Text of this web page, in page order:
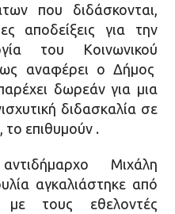
που διδάσκονται,
αποδείξεις για την
του Κοινωνικού
αναφέρει ο Δήμος
δωρεάν για μια
διδασκαλία σε
επιθυμούν .
Μιχάλη
αγκαλιάστηκε από
με τους εθελοντές